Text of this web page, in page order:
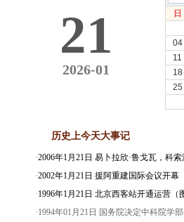
21
2026-01
日
04
11
18
25
历史上今天大事记
·2006年1月21日 易卜拉欣·鲁戈瓦，科
·2002年1月21日 援阿重建国际会议开幕
·1996年1月21日 北京西客站开通运营（
·1994年01月21日 国务院决定中科院学